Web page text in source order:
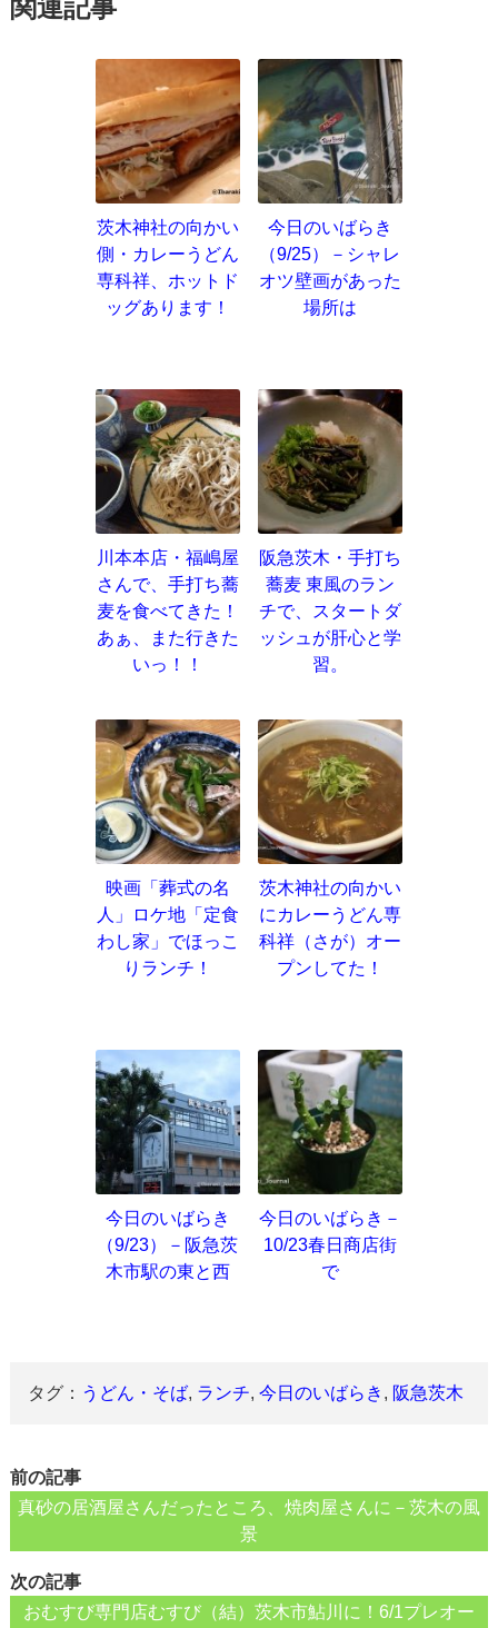
関連記事
茨木神社の向かい
側・カレーうどん
専科祥、ホットド
ッグあります！
今日のいばらき
（9/25）－シャレ
オツ壁画があった
場所は
川本本店・福嶋屋
さんで、手打ち蕎
麦を食べてきた！
あぁ、また行きた
いっ！！
阪急茨木・手打ち
蕎麦 東風のラン
チで、スタートダ
ッシュが肝心と学
習。
映画「葬式の名
人」ロケ地「定食
わし家」でほっこ
りランチ！
茨木神社の向かい
にカレーうどん専
科祥（さが）オー
プンしてた！
今日のいばらき
（9/23）－阪急茨
木市駅の東と西
今日のいばらき－
10/23春日商店街
で
タグ： うどん・そば, ランチ,今日のいばらき , 阪急茨木
前の記事
真砂の居酒屋さんだったところ、焼肉屋さんに－茨木の風
景
次の記事
おむすび専門店むすび（結）茨木市鮎川に！6/1プレオー